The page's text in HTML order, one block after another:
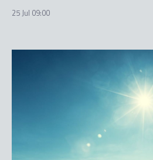
25 Jul 09:00